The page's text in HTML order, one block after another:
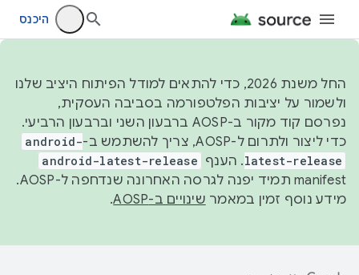
היכנס
החל משנת 2026, כדי להתאים למודל הפיתוח היציב שלנו
ולשמור על יציבות הפלטפורמה בסביבה העסקית,
נפרסם קוד מקור ב-AOSP ברבעון השני וברבעון הרביעי.
כדי ליצור ולתרום ל-AOSP, צריך להשתמש ב-
android-
latest-release. הענף android-latest-release
manifest תמיד יפנה לגרסה האחרונה שנדחפה ל-AOSP.
מידע נוסף זמין במאמר שינויים ב-AOSP .